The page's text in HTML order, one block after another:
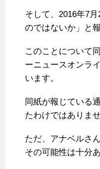
そして、2016年7
のではないか」と
このことについて
ーニュースオンラ
います。
同紙が報じている
たわけではありませ
ただ、アナベルさ
その可能性は十分